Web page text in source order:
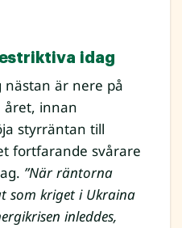
idag
nästan är nere på
året, innan
styrräntan till
fortfarande svårare
”När räntorna
som kriget i Ukraina
inleddes,